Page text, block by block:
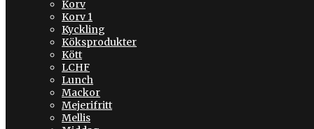
Korv
Korv 1
Kyckling
Köksprodukter
Kött
LCHF
Lunch
Mackor
Mejerifritt
Mellis